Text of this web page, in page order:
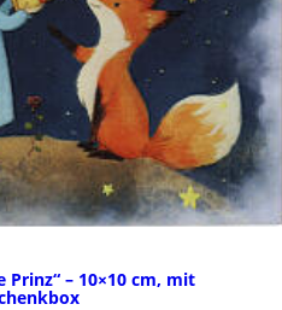
– 10×10 cm, mit